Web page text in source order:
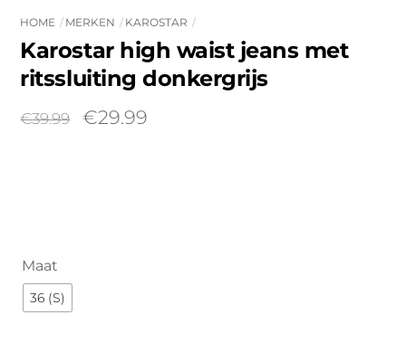
HOME MERKEN KAROSTAR
Karostar high waist jeans met
ritssluiting donkergrijs
€39.99
Oorspronkelijke
€29.99Huidige
Maat
36 (S)